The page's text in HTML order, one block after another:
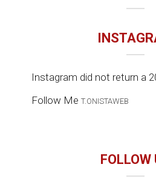
Instagram did not return a
Follow Me T.ONISTAWEB
FOLLOW